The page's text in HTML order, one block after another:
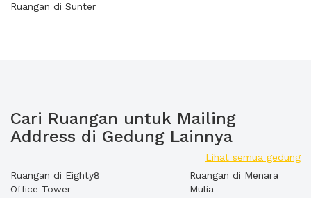
Ruangan di Sunter
Cari Ruangan untuk Mailing
Address di Gedung Lainnya
Lihat semua gedung
Ruangan di Eighty8
Office Tower
Ruangan di Menara
Mulia